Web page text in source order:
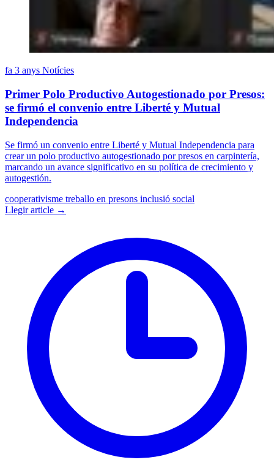
fa 3 anys Notícies
Primer Polo Productivo Autogestionado por Presos:
se firmó el convenio entre Liberté y Mutual
Independencia
Se firmó un convenio entre Liberté y Mutual Independencia para
crear un polo productivo autogestionado por presos en carpintería,
marcando un avance significativo en su política de crecimiento y
autogestión.
cooperativisme treballo en presons inclusió social
Llegir article →